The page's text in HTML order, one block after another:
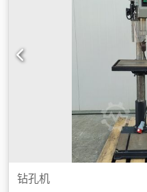
钻孔机